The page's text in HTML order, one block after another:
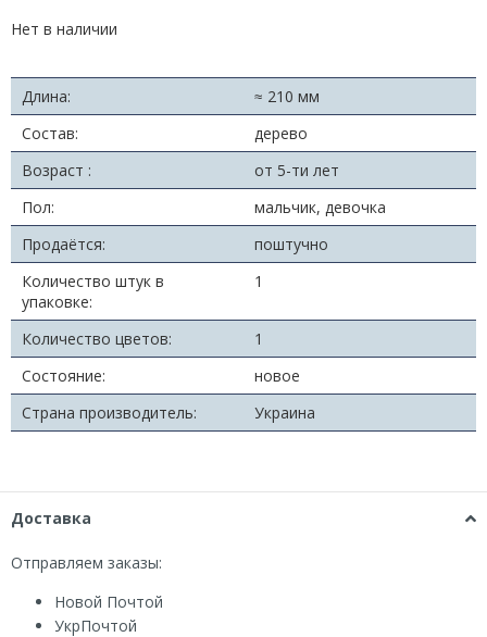
Нет в наличии
Длина:
≈ 210 мм
Состав:
дерево
Возраст :
от 5-ти лет
Пол:
мальчик, девочка
Продаётся:
поштучно
Количество штук в
упаковке:
1
Количество цветов:
1
Состояние:
новое
Страна производитель:
Украина
Доставка
Отправляем заказы:
Новой Почтой
УкрПочтой